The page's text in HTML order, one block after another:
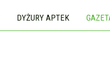
DYŻURY APTEK